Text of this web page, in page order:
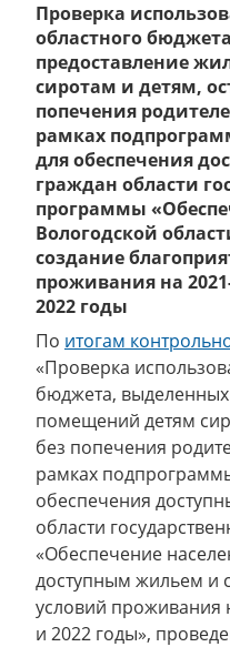
Проверка
областного
предоставление
сиротам и детям,
попечения
рамках
для обеспечения
граждан области
программы
Вологодской
создание
проживания на
2022 годы
По итогам
«Проверка
бюджета,
помещений детям
без попечения
рамках
обеспечения
области
«Обеспечение
доступным жильем и
условий проживания
и 2022 годы»,